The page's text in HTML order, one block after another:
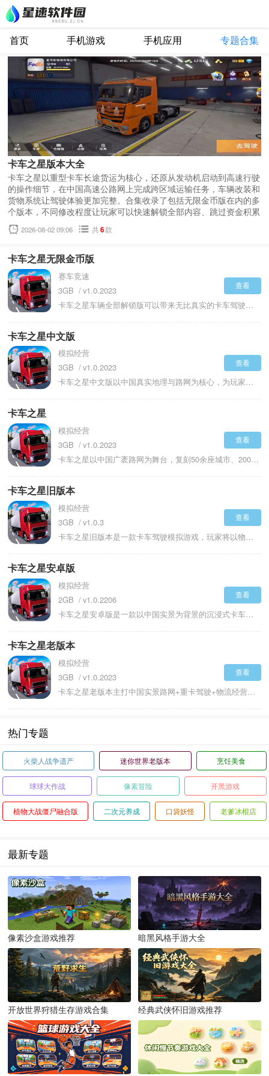
首页 手机游戏 手机应用 专题合集
卡车之星版本大全
卡车之星以重型卡车长途货运为核心，还原从发动机启动到高速行驶
的操作细节，在中国高速公路网上完成跨区域运输任务，车辆改装和
货物系统让驾驶体验更加完整。合集收录了包括无限金币版在内的多
个版本，不同修改程度让玩家可以快速解锁全部内容、跳过资金积累
阶段，或直接体验完整车队和全部地图。
2026-08-02 09:06 共6款
卡车之星无限金币版
赛车竞速
3GB
v1.0.2023
卡车之星车辆全部解锁版可以带来无比真实的卡车驾驶挑战，扮演一名卡车司机，驾驶属于自己的大货车穿梭在祖国的大江南北，承接各种货运订单赚取报酬。卡车之星车辆全部解锁版能够免费使用全部的车辆，无需付费和花费金币购买。自由改装和升级你的卡车，从发动机到驾驶室外观都可以随心定制，还能在高速公路上体验长途运输的快感。还有多样的运输任务和复杂多变的天气系统，暴雨和夜间行车等都会给你的运输之路带来真实的挑战，给你带来最为刺激的驾驶挑战。
查看
卡车之星中文版
模拟经营
3GB
v1.0.2023
卡车之星中文版以中国真实地理与路网为核心，为玩家带来沉浸式的卡车运输与创业体验。中文版实现全中文界面、语音导航与任务提示，贴合国内交通规则与运输场景，货种、挂车类型均还原本土物流行业现状。尝试从普通卡车司机起步，接手货运订单，规划最优路线，兼顾时效、油耗与货物安全，逐步积累资本。随着等级提升，在卡车之星可创建专属物流公司，解锁东风天龙、解放J6P等多款国产卡车，自由改装引擎、货箱与内饰，招募司机组建车队，拓展运输网络。
查看
卡车之星
模拟经营
3GB
v1.0.2023
卡车之星以中国广袤路网为舞台，复刻50余座城市、200多条货运干线，每段旅程都有独特风景与挑战。2026手机版全面升级引擎，4K级画质优化，新增竞技场竞速、车辆深度改装、联机车队协作等模块。驾驶着各式各样的重型卡车，穿梭于繁华的都市、蜿蜒的盘山公路和辽阔的高速网络之间。追求极致的驾驶真实感，从车辆物理反馈到动态天气系统，再到严格的交通规则，还原真实的货运生活。卡车之星还融合了丰富的经营养成元素，在体验驾驶乐趣的同时，也能感受到从零开始打造商业帝国的成就感。
查看
卡车之星旧版本
模拟经营
3GB
v1.0.3
卡车之星旧版本是一款卡车驾驶模拟游戏，玩家将以物流公司经营者的身份，开启从新手司机到货运老板的成长旅程。游戏还原了卡车货运的全流程，你需要根据货物类型选择适配的卡车型号，在覆盖中国城市、高速路网的实景地图上规划运输路线，一边驾驶一边欣赏从繁华都市到郊野高速的地域风貌。同时，拟真的罚款机制会实时约束驾驶行为，剐蹭车辆、闯红灯、超速行驶等违规操作，不仅会扣减当次运输收益，还会降低任务评级，长期违规甚至会影响物流公司的运营口碑。
查看
卡车之星安卓版
模拟经营
2GB
v1.0.2206
卡车之星安卓版是一款以中国实景为背景的沉浸式卡车驾驶模拟经营手游。游戏采用高精度3D建模与真实物理引擎，还原覆盖全国的广阔地图，包含城市、山区、高速公路等多样地形。玩家将从新手司机起步，承接各类运输任务，经营专属物流公司，解锁不同型号卡车并进行个性化改装。动态天气系统与昼夜循环、严格的交通规则模拟，让驾驶体验更具沉浸感，同时可通过联机玩法与好友协作，在驰骋祖国大地的过程中，感受创业与公路旅行的双重乐趣。
查看
卡车之星老版本
模拟经营
3GB
v1.0.2023
卡车之星老版本主打中国实景路网+重卡驾驶+物流经营核心体验。老版本优化稳定、配置友好，低配设备也能流畅运行，闪退、卡顿问题较少，体验顺滑。驾驶各式重卡驰骋全国高速与城市道路，承接普货、危化品、大件等多元运输订单，平衡油耗、过路费与货损成本，合理规划路线与车型适配，在真实路况与动态天气下完成配送，积累资金解锁新车、升级车队、拓展业务版图。在卡车之星感受从一名孤独的司机，逐步发展成为拥有多辆卡车、雇佣多名司机的物流帝国老板。
查看
热门专题
火柴人战争遗产 迷你世界老版本 烹饪美食
球球大作战 像素冒险 开黑游戏
植物大战僵尸融合版 二次元养成 口袋妖怪 老爹冰棍店
最新专题
像素沙盒游戏推荐 暗黑风格手游大全
开放世界狩猎生存游戏合集 经典武侠怀旧游戏推荐